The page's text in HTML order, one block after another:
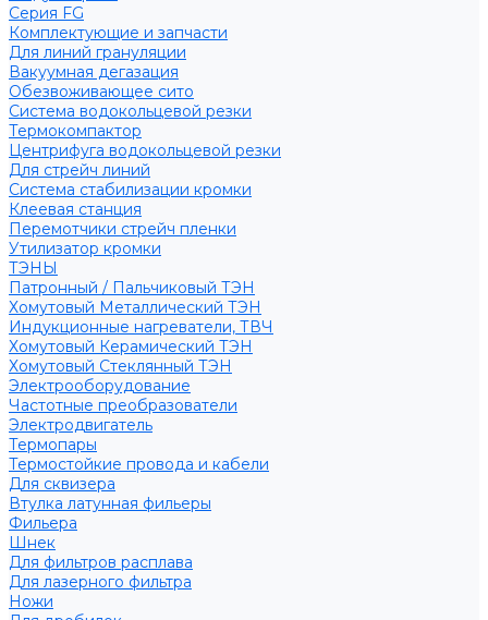
Серия FG
Комплектующие и запчасти
Для линий грануляции
Вакуумная дегазация
Обезвоживающее сито
Система водокольцевой резки
Термокомпактор
Центрифуга водокольцевой резки
Для стрейч линий
Система стабилизации кромки
Клеевая станция
Перемотчики стрейч пленки
Утилизатор кромки
ТЭНЫ
Патронный / Пальчиковый ТЭН
Хомутовый Металлический ТЭН
Индукционные нагреватели, ТВЧ
Хомутовый Керамический ТЭН
Хомутовый Стеклянный ТЭН
Электрооборудование
Частотные преобразователи
Электродвигатель
Термопары
Термостойкие провода и кабели
Для сквизера
Втулка латунная фильеры
Фильера
Шнек
Для фильтров расплава
Для лазерного фильтра
Ножи